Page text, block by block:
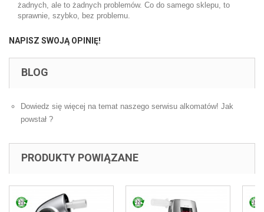
żadnych, ale to żadnych problemów. Co do samego sklepu, to
sprawnie, szybko, bez problemu.
NAPISZ SWOJĄ OPINIĘ!
BLOG
Dowiedz się więcej na temat naszego serwisu alkomatów! Jak
powstał ?
PRODUKTY POWIĄZANE